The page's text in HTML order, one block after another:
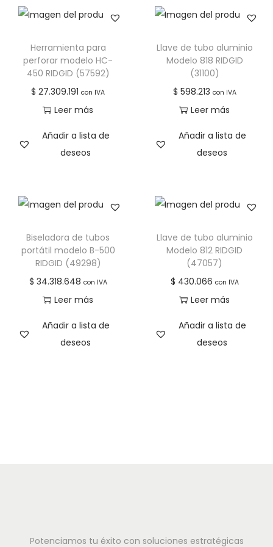
Herramienta para
perforar modelo HC-
450 RIDGID (57592)
$ 27.309.191 con IVA
Leer más
Añadir a lista de
deseos
Llave de tubo aluminio
Modelo 818 RIDGID
(31100)
$ 598.213 con IVA
Leer más
Añadir a lista de
deseos
Biseladora de tubos
portátil modelo B-500
RIDGID (49298)
$ 34.318.648 con IVA
Leer más
Añadir a lista de
deseos
Llave de tubo aluminio
Modelo 812 RIDGID
(47057)
$ 430.066 con IVA
Leer más
Añadir a lista de
deseos
Potenciamos tu éxito con soluciones estratégicas